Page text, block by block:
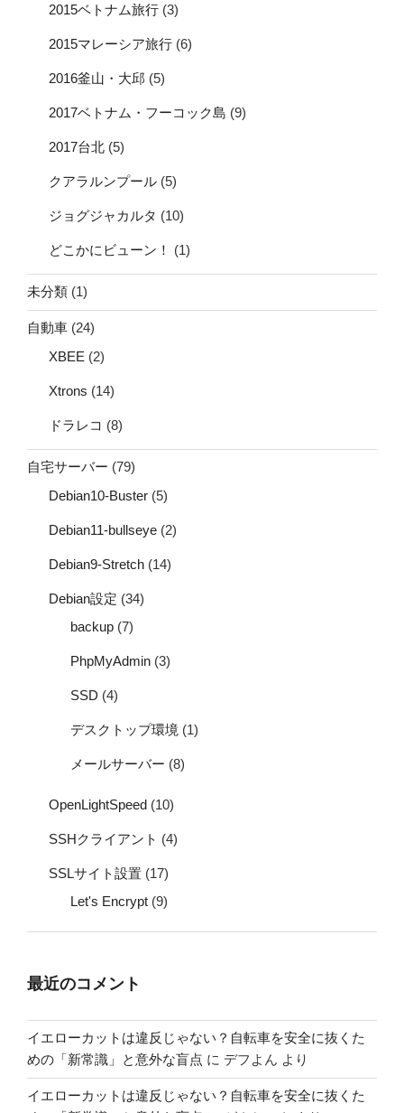
2015ベトナム旅行 (3)
2015マレーシア旅行 (6)
2016釜山・大邱 (5)
2017ベトナム・フーコック島 (9)
2017台北 (5)
クアラルンプール (5)
ジョグジャカルタ (10)
どこかにビューン！ (1)
未分類 (1)
自動車 (24)
XBEE (2)
Xtrons (14)
ドラレコ (8)
自宅サーバー (79)
Debian10-Buster (5)
Debian11-bullseye (2)
Debian9-Stretch (14)
Debian設定 (34)
backup (7)
PhpMyAdmin (3)
SSD (4)
デスクトップ環境 (1)
メールサーバー (8)
OpenLightSpeed (10)
SSHクライアント (4)
SSLサイト設置 (17)
Let's Encrypt (9)
最近のコメント
イエローカットは違反じゃない？自転車を安全に抜くた
めの「新常識」と意外な盲点 に デフよん より
イエローカットは違反じゃない？自転車を安全に抜くた